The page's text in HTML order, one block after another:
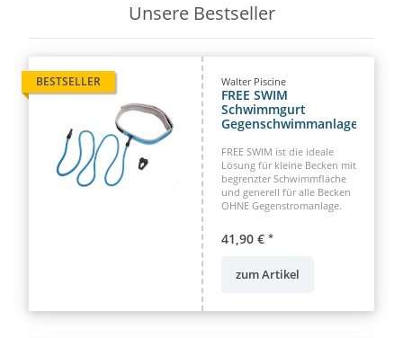
Unsere Bestseller
BESTSELLER Walter Piscine
FREE SWIM
Schwimmgurt
Gegenschwimmanlage
FREE SWIM ist die ideale
Lösung für kleine Becken mit
begrenzter Schwimmfläche
und generell für alle Becken
OHNE Gegenstromanlage.
41,90 € *
zum Artikel